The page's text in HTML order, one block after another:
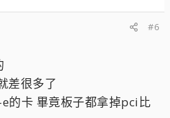
#6
差很多了
的卡 畢竟板子都拿掉pci比